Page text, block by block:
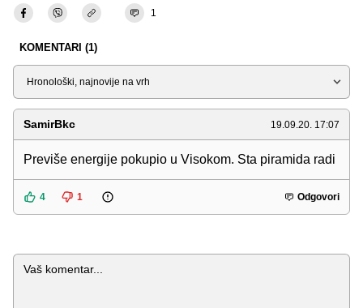
1
KOMENTARI (1)
Sortiraj
SamirBkc 19.09.20. 17:07
Previše energije pokupio u Visokom. Sta piramida radi
4 1 Odgovori
Komentar